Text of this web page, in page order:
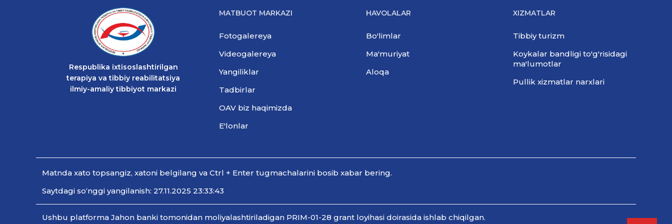
Respublika ixtisoslashtirilgan
terapiya va tibbiy reabilitatsiya
ilmiy-amaliy tibbiyot markazi
MATBUOT MARKAZI
Fotogalereya
Videogalereya
Yangiliklar
Tadbirlar
OAV biz haqimizda
E'lonlar
HAVOLALAR
Bo'limlar
Ma'muriyat
Aloqa
XIZMATLAR
Tibbiy turizm
Koykalar bandligi to'g'risidagi
ma'lumotlar
Pullik xizmatlar narxlari
Мatnda xato topsangiz, xatoni belgilang va Ctrl + Enter tugmachalarini bosib xabar bering.
Saytdagi so‘nggi yangilanish: 27.11.2025 23:33:43
Ushbu platforma Jahon banki tomonidan moliyalashtiriladigan PRIM-01-28 grant loyihasi doirasida ishlab chiqilgan.